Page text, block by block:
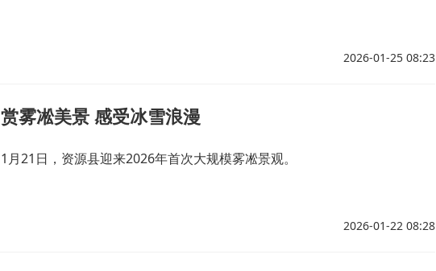
2026-01-25 08:23
赏雾凇美景 感受冰雪浪漫
1月21日，资源县迎来2026年首次大规模雾凇景观。
2026-01-22 08:28